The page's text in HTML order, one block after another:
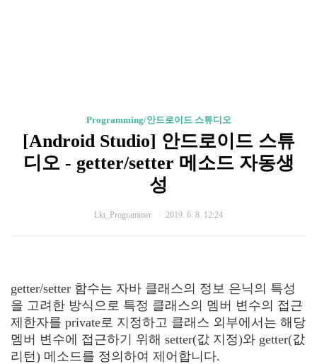
Programming/안드로이드 스튜디오
[Android Studio] 안드로이드 스튜
디오 - getter/setter 메소드 자동생
성
Lkt_Programmer 2019. 6. 8. 12:24
getter/setter 함수는 자바 클래스의 정보 은닉의 특성
을 고려한 방식으로 특정 클래스의 멤버 변수의 접근
제한자를 private로 지정하고 클래스 외부에서는 해당
멤버 변수에 접근하기 위해 setter(값 지정)와 getter(값
리턴) 메소드를 정의하여 제어합니다.